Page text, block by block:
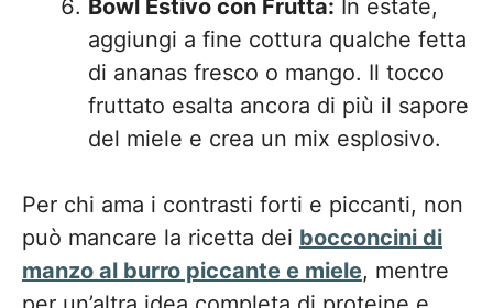
Bowl Estivo con Frutta: In estate,
aggiungi a fine cottura qualche fetta
di ananas fresco o mango. Il tocco
fruttato esalta ancora di più il sapore
del miele e crea un mix esplosivo.
Per chi ama i contrasti forti e piccanti, non
può mancare la ricetta dei bocconcini di
manzo al burro piccante e miele, mentre